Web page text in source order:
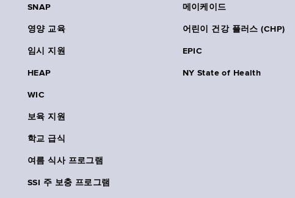
SNAP
영양 교육
임시 지원
HEAP
WIC
보육 지원
학교 급식
여름 식사 프로그램
SSI 주 보충 프로그램
메이케이드
어린이 건강 플러스 (CHP)
EPIC
NY State of Health